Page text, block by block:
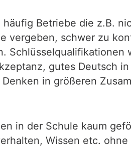
häufig Betriebe die z.B.
vergeben, schwer zu
gutes Deutsch
in größeren
in der Schule kaum
Wissen etc.